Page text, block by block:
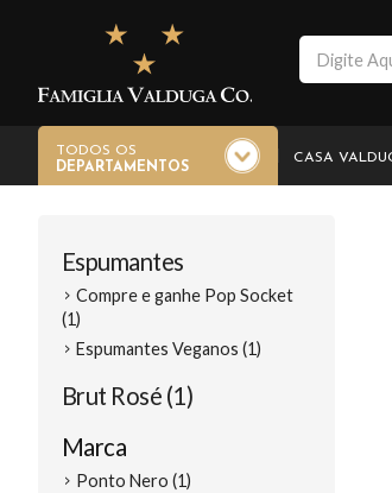
TODOS OS
DEPARTAMENTOS
CASA
Espumantes
Compre e ganhe Pop Socket
(1)
Espumantes Veganos (1)
Brut Rosé (1)
Marca
Ponto Nero (1)